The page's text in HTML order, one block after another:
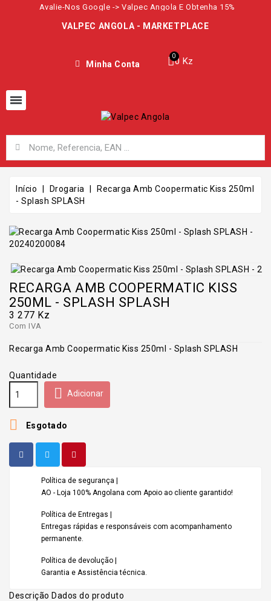
Avalie-Nos Google -> Valpec Angola E Obtenha 15%
VALPEC ANGOLA - MARKETPLACE
Minha Conta 0 Kz
Início Drogaria
Recarga Amb Coopermatic Kiss 250ml
- Splash SPLASH
RECARGA AMB COOPERMATIC KISS
250ML - SPLASH SPLASH
3 277 Kz
Com IVA
Recarga Amb Coopermatic Kiss 250ml - Splash SPLASH
Quantidade
 Adicionar
 Esgotado
Política de segurança |
AO - Loja 100% Angolana com Apoio ao cliente garantido!
Política de Entregas |
Entregas rápidas e responsáveis com acompanhamento
permanente.
Política de devolução |
Garantia e Assistência técnica.
Descrição Dados do produto